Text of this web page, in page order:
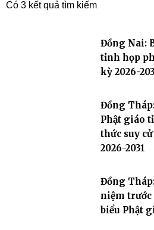
Có 3 kết quả tìm kiếm
Đồng Nai:
tỉnh họp
kỳ 2026-
Đồng
Phật giáo
thức suy
2026-2031
Đồng
niệm trước
biểu Phật